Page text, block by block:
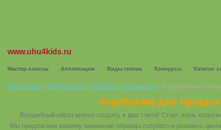
www.uhu4kids.ru
Мастер-классы Аппликации Виды техник Конкурсы Каталог
Аппликации /Аппликации и поделки из фоамирана / Атрибутика для
Атрибутика для
Волшебный образ можно создать в два счета! Стоит лишь
Мы предлагаем вашему вниманию образцы голубого и розового